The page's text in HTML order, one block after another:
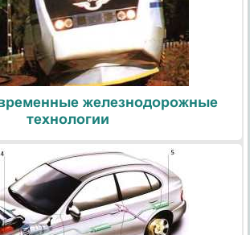
железнодорожные
технологии